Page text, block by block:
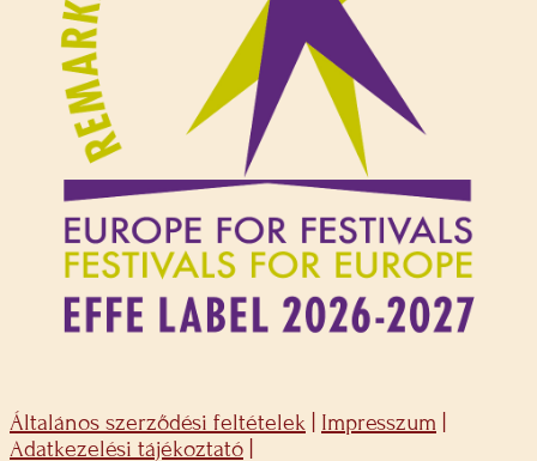
Általános szerződési feltételek Impresszum
Adatkezelési tájékoztató